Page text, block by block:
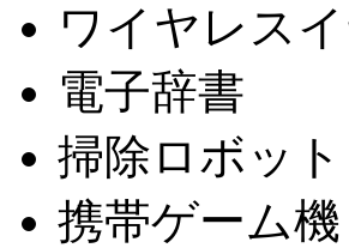
ワイヤレス
電子辞書
掃除ロボット
携帯ゲーム機